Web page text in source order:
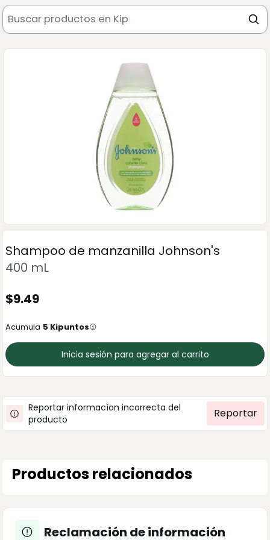
Shampoo de manzanilla Johnson's
400 mL
$9.49
Acumula 5 Kipuntos
Inicia sesión para agregar al carrito
Reportar informacíon incorrecta del
producto
Reportar
Productos relacionados
Reclamación de información